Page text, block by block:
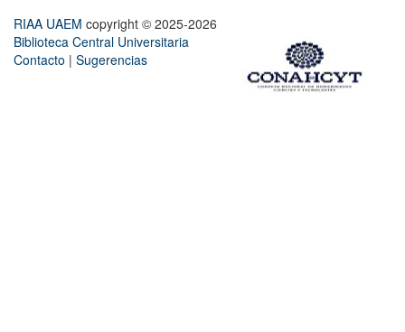
RIAA UAEM copyright © 2025-2026
Biblioteca Central Universitaria
Contacto | Sugerencias